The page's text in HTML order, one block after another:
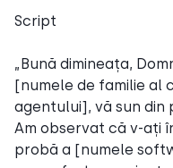
Script
„Bună dimineața,
[numele de familie al
agentului], vă sun
Am observat că v-ați
probă a [numele